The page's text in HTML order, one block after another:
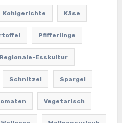
Kohlgerichte Käse
Pfifferlinge
Regionale-Esskultur
Schnitzel Spargel
Vegetarisch